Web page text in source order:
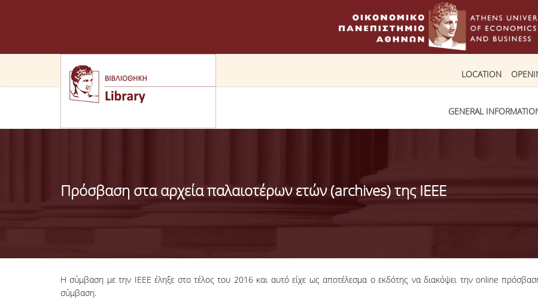
LOCATION
GENERAL
Πρόσβαση στα αρχεία παλαιοτέρων ετών (archives) της IEEE
Η σύμβαση με την IEEE έληξε στο τέλος του 2016 και αυτό είχε ως αποτέλεσμα ο εκδότης να διακόψει την online
σύμβαση.